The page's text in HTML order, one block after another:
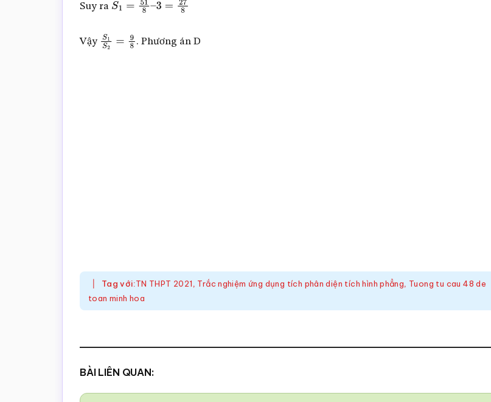
Suy ra S1 =51 8– = 278
Vậy S1 2= 98. Phương án D
Tag với:TN THPT 2021, Trắc nghiệm ứng dụng tích phân diện tích hình phẳng, Tuong tu cau 48 de
toan minh hoa
BÀI LIÊN QUAN: